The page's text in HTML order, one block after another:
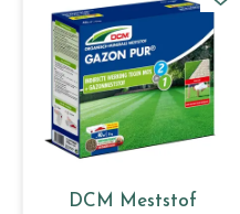
DCM Meststof